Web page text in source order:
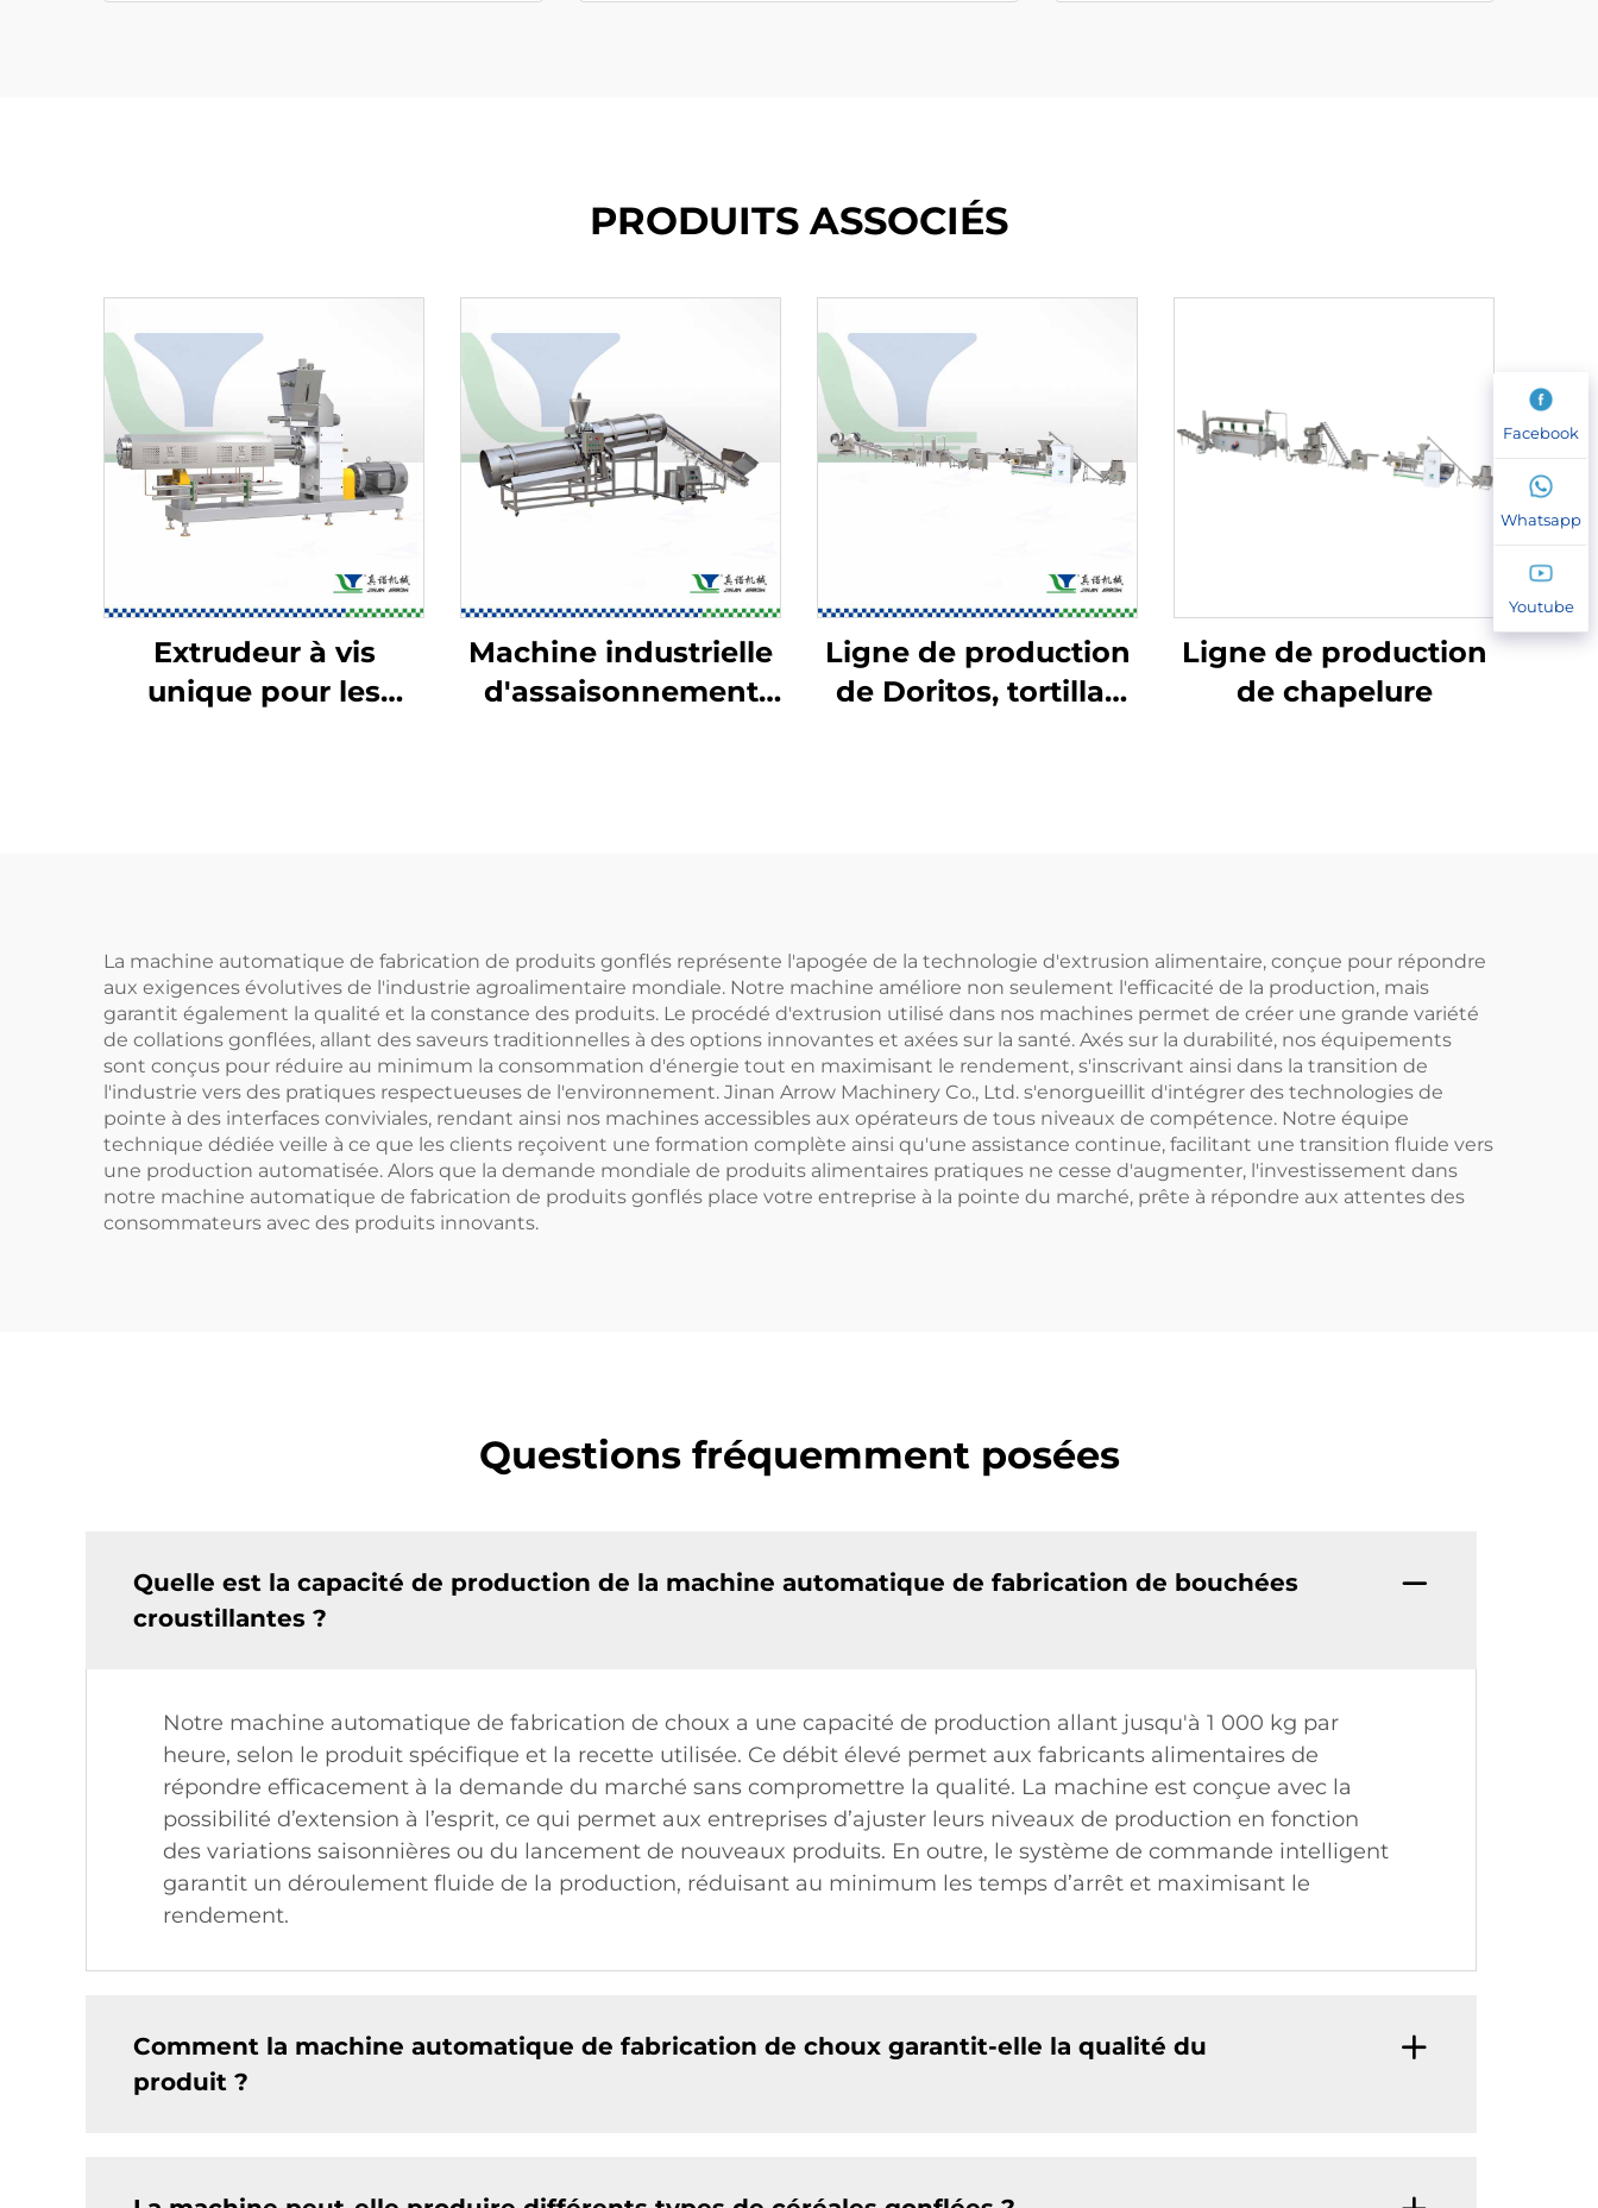
PRODUITS ASSOCIÉS
Extrudeur à vis
unique pour les
Machine industrielle
d'assaisonnement
Ligne de production
de Doritos, tortillas
Ligne de production
de chapelure
La machine automatique de fabrication de produits gonflés représente l'apogée de la technologie d'extrusion alimentaire, conçue pour répondre
aux exigences évolutives de l'industrie agroalimentaire mondiale. Notre machine améliore non seulement l'efficacité de la production, mais
garantit également la qualité et la constance des produits. Le procédé d'extrusion utilisé dans nos machines permet de créer une grande variété
de collations gonflées, allant des saveurs traditionnelles à des options innovantes et axées sur la santé. Axés sur la durabilité, nos équipements
sont conçus pour réduire au minimum la consommation d'énergie tout en maximisant le rendement, s'inscrivant ainsi dans la transition de
l'industrie vers des pratiques respectueuses de l'environnement. Jinan Arrow Machinery Co., Ltd. s'enorgueillit d'intégrer des technologies de
pointe à des interfaces conviviales, rendant ainsi nos machines accessibles aux opérateurs de tous niveaux de compétence. Notre équipe
technique dédiée veille à ce que les clients reçoivent une formation complète ainsi qu'une assistance continue, facilitant une transition fluide vers
une production automatisée. Alors que la demande mondiale de produits alimentaires pratiques ne cesse d'augmenter, l'investissement dans
notre machine automatique de fabrication de produits gonflés place votre entreprise à la pointe du marché, prête à répondre aux attentes des
consommateurs avec des produits innovants.
Questions fréquemment posées
Quelle est la capacité de production de la machine automatique de fabrication de bouchées
croustillantes ?
Notre machine automatique de fabrication de choux a une capacité de production allant jusqu'à 1 000 kg par
heure, selon le produit spécifique et la recette utilisée. Ce débit élevé permet aux fabricants alimentaires de
répondre efficacement à la demande du marché sans compromettre la qualité. La machine est conçue avec la
possibilité d’extension à l’esprit, ce qui permet aux entreprises d’ajuster leurs niveaux de production en fonction
des variations saisonnières ou du lancement de nouveaux produits. En outre, le système de commande intelligent
garantit un déroulement fluide de la production, réduisant au minimum les temps d’arrêt et maximisant le
rendement.
Comment la machine automatique de fabrication de choux garantit-elle la qualité du
produit ?
Facebook
Whatsapp
Youtube